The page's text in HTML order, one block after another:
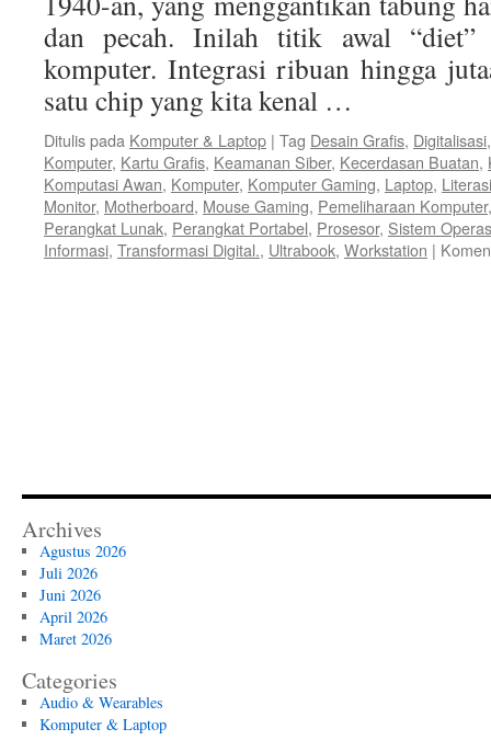
dan pecah. Inilah titik awal “diet”
komputer. Integrasi ribuan hingga
satu chip yang kita kenal …
Ditulis pada Komputer & Laptop | Tag Desain Grafis, Digitalisasi
Komputer, Kartu Grafis, Keamanan Siber, Kecerdasan Buatan,
Komputasi Awan, Komputer, Komputer Gaming, Laptop,
Monitor, Motherboard, Mouse Gaming, Pemeliharaan Komputer
Perangkat Lunak, Perangkat Portabel, Prosesor, Sistem
Informasi, Transformasi Digital., Ultrabook, Workstation |
Archives
Agustus 2026
Juli 2026
Juni 2026
April 2026
Maret 2026
Categories
Audio & Wearables
Komputer & Laptop